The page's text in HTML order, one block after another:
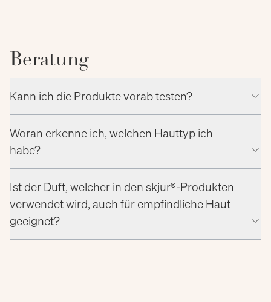
Beratung
Kann ich die Produkte vorab testen?
Woran erkenne ich, welchen Hauttyp ich
habe?
Ist der Duft, welcher in den skjur®-Produkten
verwendet wird, auch für empfindliche Haut
geeignet?